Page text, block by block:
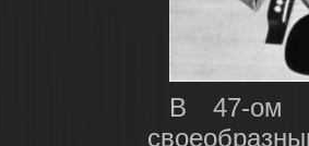
В 47-ом